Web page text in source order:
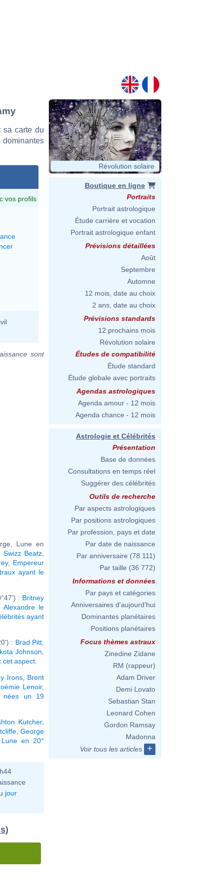
sa carte du
vos profils
sont
Lune en
,Swizz Beatz
, Empereur
ayant le
: Britney
,Alexandre le
ayant
: Brad Pitt
Johnson
cet aspect
Irons, Brent
Lenoir,
nées un 19
Kutcher,
,George
en 20°
jour
Révolution solaire
Boutique en ligne
Portraits
Portrait astrologique
Étude carrière et vocation
Portrait astrologique enfant
Prévisions détaillées
Août
Septembre
Automne
12 mois, date au choix
2 ans, date au choix
Prévisions standards
12 prochains mois
Révolution solaire
Études de compatibilité
Étude standard
Étude globale avec portraits
Agendas astrologiques
Agenda amour - 12 mois
Agenda chance - 12 mois
Astrologie et Célébrités
Présentation
Base de données
Consultations en temps réel
Suggérer des célébrités
Outils de recherche
Par aspects astrologiques
Par positions astrologiques
Par profession, pays et date
Par date de naissance
Par anniversaire (78 111)
Par taille (36 772)
Informations et données
Par pays et catégories
Anniversaires d'aujourd'hui
Dominantes planétaires
Positions planétaires
Focus thèmes astraux
Zinedine Zidane
RM (rappeur)
Adam Driver
Demi Lovato
Sebastian Stan
Leonard Cohen
Gordon Ramsay
Madonna
Voir tous les articles
+